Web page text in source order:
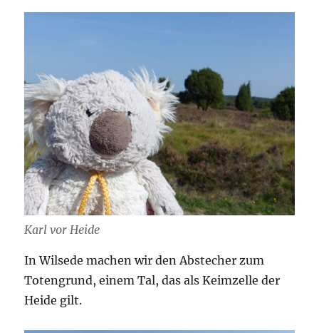
Karl vor Heide
In Wilsede machen wir den Abstecher zum
Totengrund, einem Tal, das als Keimzelle der
Heide gilt.